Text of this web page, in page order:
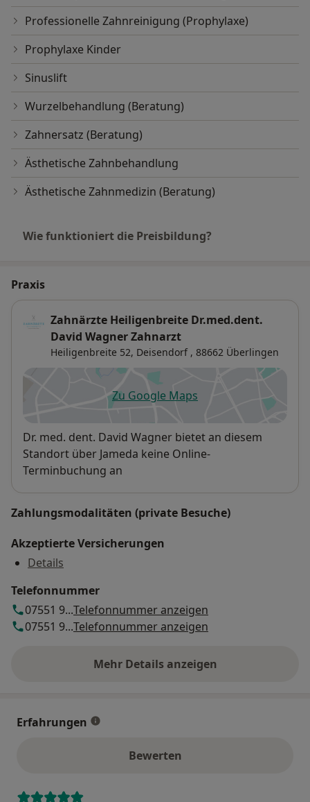
kann.
Wir führen in unserer Praxis ein regelmäßiges
Screening Ihres Zahnhalteapparates durch und weisen
Sie bei Bedarf auf geeignete Therapieformen hin:
- Mundhygieneinstruktion
- professionelle Zahnreinigungen
- systematische Parodontitisbehandlung
- Bakterienanalyse mittels DNA-Test
- mikrochirurgische Therapie
- individuelles Recall
Professionelle Zahnreinigung (Prophylaxe)
Prophylaxe Kinder
Sinuslift
Wurzelbehandlung (Beratung)
Zahnersatz (Beratung)
Ästhetische Zahnbehandlung
Ästhetische Zahnmedizin (Beratung)
Wie funktioniert die Preisbildung?
Praxis
Zahnärzte Heiligenbreite Dr.med.dent.
David Wagner Zahnarzt
Heiligenbreite 52, Deisendorf , 88662 Überlingen
Zu Google Mapsöffnet in einer neuen
Verfügbarkeit
Dr. med. dent. David Wagner bietet an diesem
Standort über Jameda keine Online-
Terminbuchung an
Zahlungsmodalitäten (private Besuche)
Akzeptierte Versicherungen
Details
Telefonnummer
07551 9...Telefonnummer anzeigen
07551 9...Telefonnummer anzeigen
Mehr Details anzeigen
über die Adresse
Erfahrungen
Bewerten